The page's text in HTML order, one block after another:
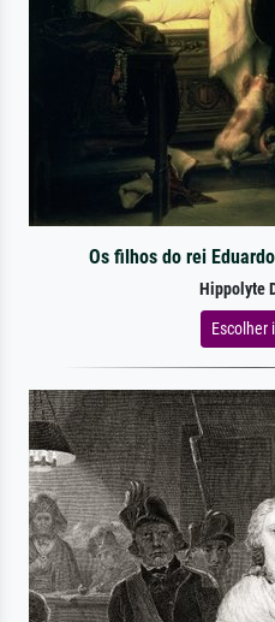
Os filhos do rei
Hippolyte
Escolher